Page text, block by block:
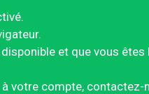
et que vous êtes
votre compte,